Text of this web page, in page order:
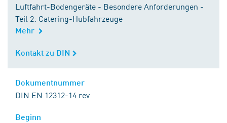
Luftfahrt-Bodengeräte - Besondere Anforderungen -
Teil 2: Catering-Hubfahrzeuge
Mehr
Kontakt zu DIN
Kontakt zu DIN
Dokumentnummer
DIN EN 12312-14 rev
Beginn